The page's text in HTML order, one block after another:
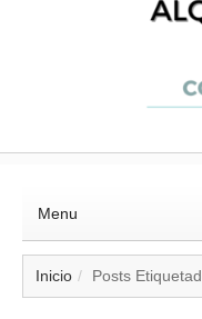
Menu
Inicio Posts